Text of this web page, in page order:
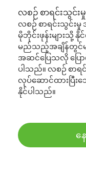
လစဉ် စာရင်းသွင်း
လစဉ် စာရင်းသွင်းမှု
မိုဘိုင်းဖုန်းများသို့ နို
မည်သည့်အချိန်တွင်
အဆင်ပြေသလို ပြ
ပါသည်။ လစဉ် စာ
လုပ်ဆောင်ထားပြီး
နိုင်ပါသည်။
န